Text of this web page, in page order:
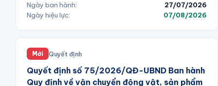
Ngày ban hành:
27/07/2026
Ngày hiệu lực:
07/08/2026
Mới Quyết định
Quyết định số 75/2026/QĐ-UBND Ban hành
Quy định về vận chuyển động vật, sản phẩm